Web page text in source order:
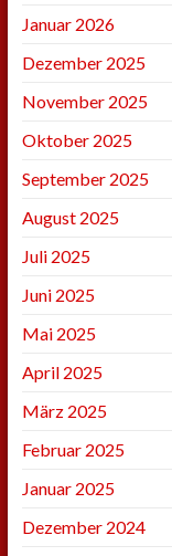
Januar 2026
Dezember 2025
November 2025
Oktober 2025
September 2025
August 2025
Juli 2025
Juni 2025
Mai 2025
April 2025
März 2025
Februar 2025
Januar 2025
Dezember 2024